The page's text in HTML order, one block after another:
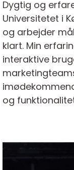
Dygtig og
Universitetet i
og arbejder
klart. Min
interaktive
og